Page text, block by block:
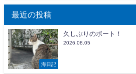
最近の投稿
海日記
久しぶりのボート！
2026.08.05